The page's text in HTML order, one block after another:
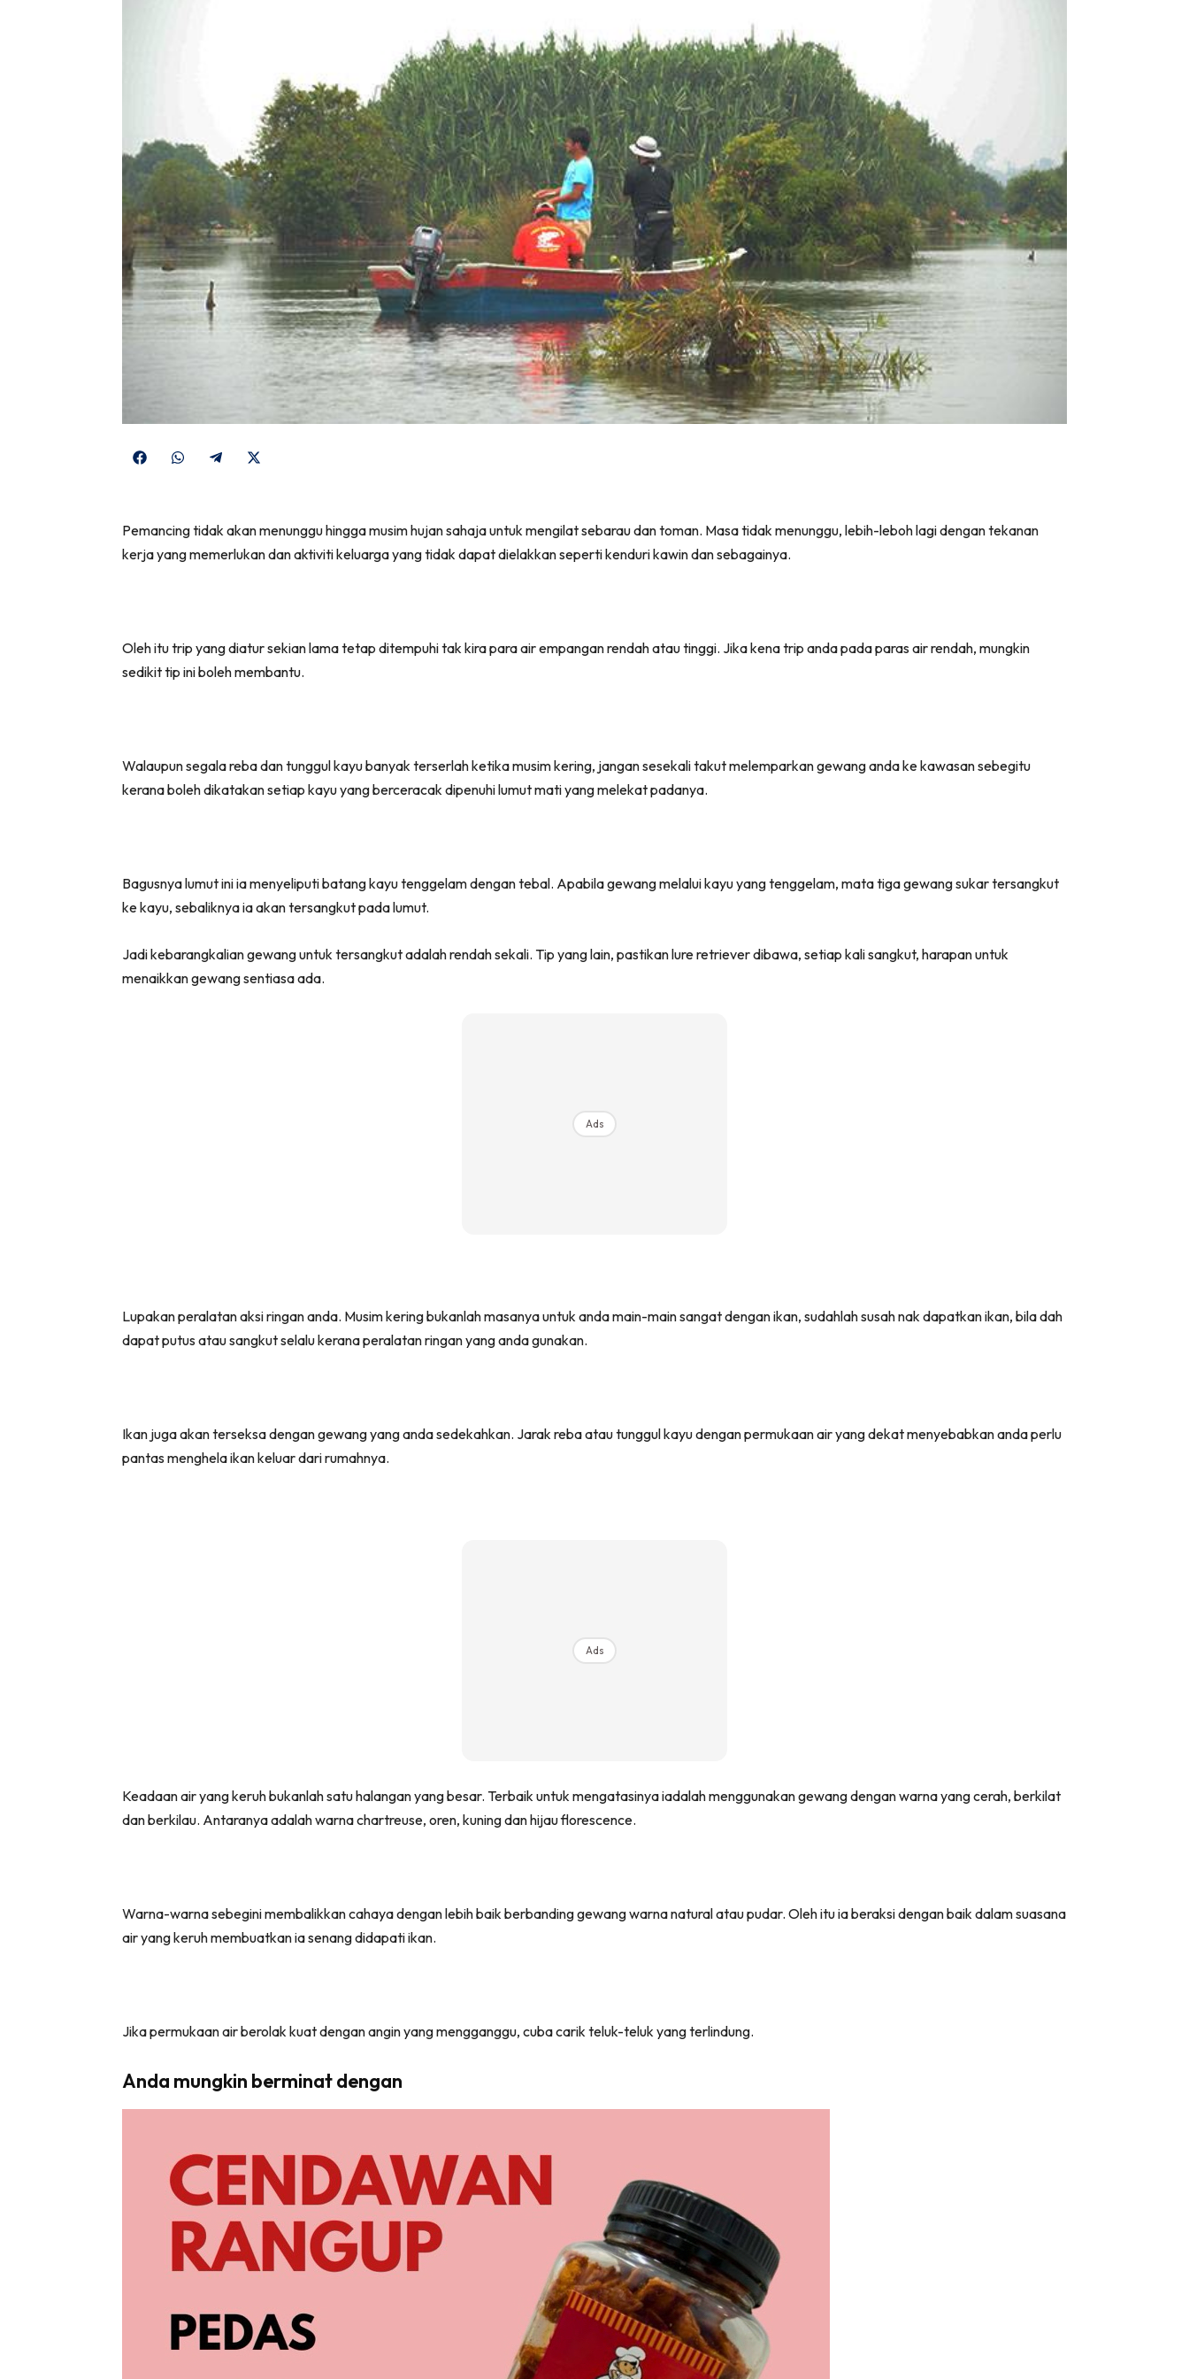
Share
Share
Share
(Twitter)
Pemancing tidak akan menunggu hingga musim hujan sahaja untuk mengilat sebarau dan toman. Masa tidak menunggu, lebih-leboh lagi dengan tekanan
kerja yang memerlukan dan aktiviti keluarga yang tidak dapat dielakkan seperti kenduri kawin dan sebagainya.
Oleh itu trip yang diatur sekian lama tetap ditempuhi tak kira para air empangan rendah atau tinggi. Jika kena trip anda pada paras air rendah, mungkin
sedikit tip ini boleh membantu.
Walaupun segala reba dan tunggul kayu banyak terserlah ketika musim kering, jangan sesekali takut melemparkan gewang anda ke kawasan sebegitu
kerana boleh dikatakan setiap kayu yang berceracak dipenuhi lumut mati yang melekat padanya.
Bagusnya lumut ini ia menyeliputi batang kayu tenggelam dengan tebal. Apabila gewang melalui kayu yang tenggelam, mata tiga gewang sukar tersangkut
ke kayu, sebaliknya ia akan tersangkut pada lumut.
Jadi kebarangkalian gewang untuk tersangkut adalah rendah sekali. Tip yang lain, pastikan lure retriever dibawa, setiap kali sangkut, harapan untuk
menaikkan gewang sentiasa ada.
Ads
Lupakan peralatan aksi ringan anda. Musim kering bukanlah masanya untuk anda main-main sangat dengan ikan, sudahlah susah nak dapatkan ikan, bila dah
dapat putus atau sangkut selalu kerana peralatan ringan yang anda gunakan.
Ikan juga akan terseksa dengan gewang yang anda sedekahkan. Jarak reba atau tunggul kayu dengan permukaan air yang dekat menyebabkan anda perlu
pantas menghela ikan keluar dari rumahnya.
Ads
Keadaan air yang keruh bukanlah satu halangan yang besar. Terbaik untuk mengatasinya iadalah menggunakan gewang dengan warna yang cerah, berkilat
dan berkilau. Antaranya adalah warna chartreuse, oren, kuning dan hijau florescence.
Warna-warna sebegini membalikkan cahaya dengan lebih baik berbanding gewang warna natural atau pudar. Oleh itu ia beraksi dengan baik dalam suasana
air yang keruh membuatkan ia senang didapati ikan.
Jika permukaan air berolak kuat dengan angin yang mengganggu, cuba carik teluk-teluk yang terlindung.
Anda mungkin berminat dengan